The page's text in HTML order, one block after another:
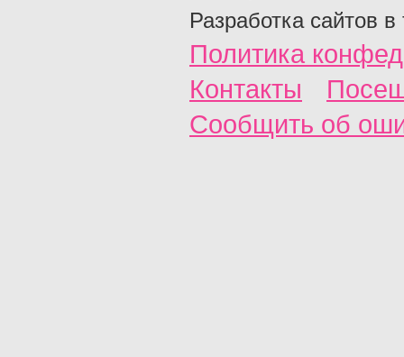
Разработка сайтов в
Политика
Контакты
Сообщить об